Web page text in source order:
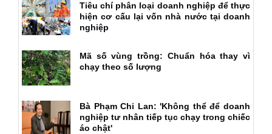
Tiêu chí phân loại doanh nghiệp để thực
hiện cơ cấu lại vốn nhà nước tại doanh
nghiệp
Mã số vùng trồng: Chuẩn hóa thay vì
chạy theo số lượng
Bà Phạm Chi Lan: 'Không thể để doanh
nghiệp tư nhân tiếp tục chạy trong chiếc
áo chật'